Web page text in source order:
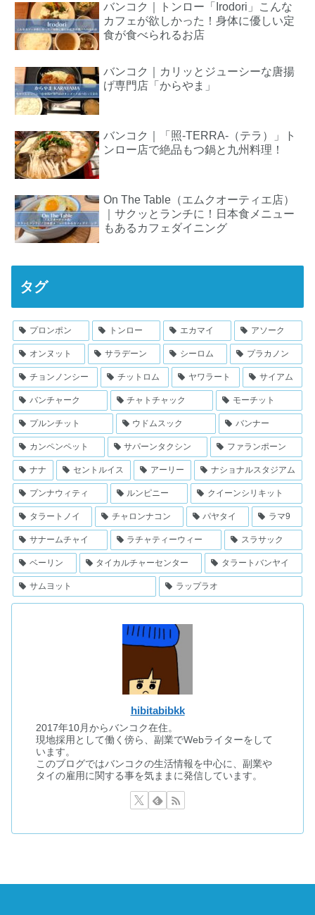
バンコク｜トンロー「Irodori」こんな
カフェが欲しかった！身体に優しい定
食が食べられるお店
バンコク｜カリッとジューシーな唐揚
げ専門店「からやま」
バンコク｜「照-TERRA-（テラ）」ト
ンロー店で絶品もつ鍋と九州料理！
On The Table（エムクオーティエ店）
｜サクッとランチに！日本食メニュー
もあるカフェダイニング
タグ
プロンポン トンロー エカマイ アソーク
オンヌット サラデーン シーロム プラカノン
チョンノンシー チットロム ヤワラート サイアム
バンチャーク チャトチャック モーチット
プルンチット ウドムスック バンナー
カンペンペット サパーンタクシン ファランポーン
ナナ セントルイス アーリー ナショナルスタジアム
プンナウィティ ルンピニー クイーンシリキット
タラートノイ チャロンナコン パヤタイ ラマ9
サナームチャイ ラチャティーウィー スラサック
ベーリン タイカルチャーセンター タラートバンヤイ
サムヨット ラップラオ
hibitabibkk
2017年10月からバンコク在住。
現地採用として働く傍ら、副業でWebライターをして
います。
このブログではバンコクの生活情報を中心に、副業や
タイの雇用に関する事を気ままに発信しています。